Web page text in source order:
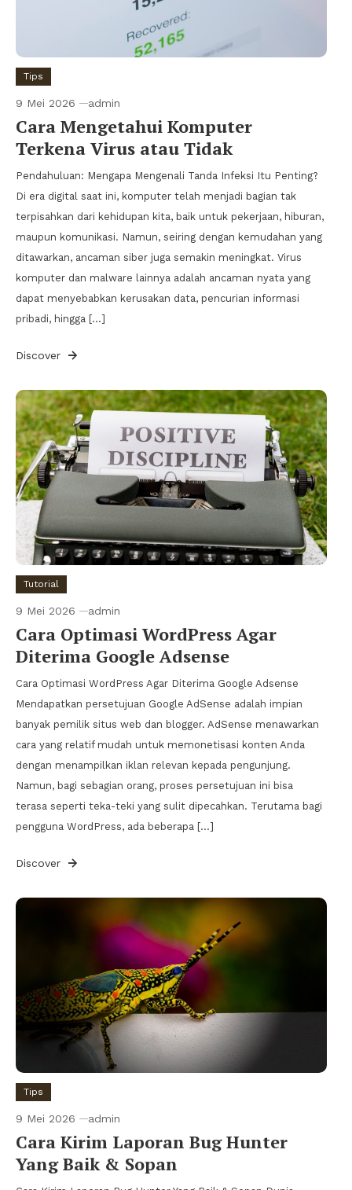
Tips
9 Mei 2026 admin
Cara Mengetahui Komputer
Terkena Virus atau Tidak
Pendahuluan: Mengapa Mengenali Tanda Infeksi Itu Penting?
Di era digital saat ini, komputer telah menjadi bagian tak
terpisahkan dari kehidupan kita, baik untuk pekerjaan, hiburan,
maupun komunikasi. Namun, seiring dengan kemudahan yang
ditawarkan, ancaman siber juga semakin meningkat. Virus
komputer dan malware lainnya adalah ancaman nyata yang
dapat menyebabkan kerusakan data, pencurian informasi
pribadi, hingga […]
Discover
Tutorial
9 Mei 2026 admin
Cara Optimasi WordPress Agar
Diterima Google Adsense
Cara Optimasi WordPress Agar Diterima Google Adsense
Mendapatkan persetujuan Google AdSense adalah impian
banyak pemilik situs web dan blogger. AdSense menawarkan
cara yang relatif mudah untuk memonetisasi konten Anda
dengan menampilkan iklan relevan kepada pengunjung.
Namun, bagi sebagian orang, proses persetujuan ini bisa
terasa seperti teka-teki yang sulit dipecahkan. Terutama bagi
pengguna WordPress, ada beberapa […]
Discover
Tips
9 Mei 2026 admin
Cara Kirim Laporan Bug Hunter
Yang Baik & Sopan